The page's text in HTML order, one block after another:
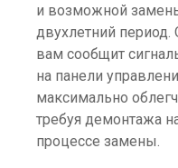
и возможной
двухлетний
вам сообщит
на панели
максимально
требуя демонтажа
процессе замены.